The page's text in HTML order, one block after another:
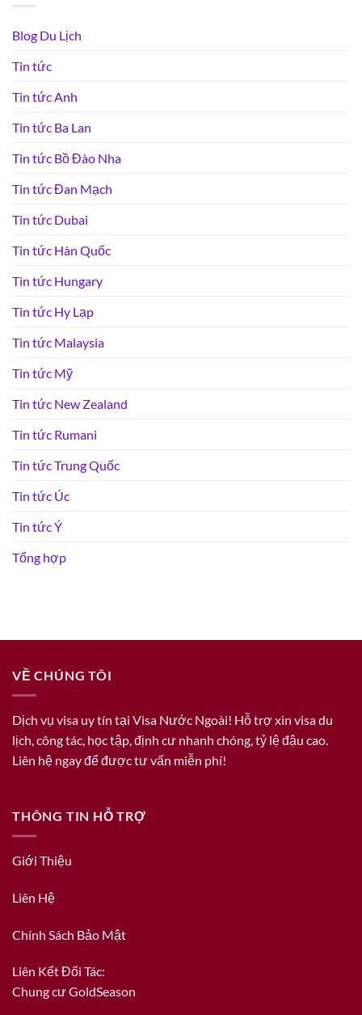
Blog Du Lịch
Tin tức
Tin tức Anh
Tin tức Ba Lan
Tin tức Bồ Đào Nha
Tin tức Đan Mạch
Tin tức Dubai
Tin tức Hàn Quốc
Tin tức Hungary
Tin tức Hy Lạp
Tin tức Malaysia
Tin tức Mỹ
Tin tức New Zealand
Tin tức Rumani
Tin tức Trung Quốc
Tin tức Úc
Tin tức Ý
Tổng hợp
VỀ CHÚNG TÔI
Dịch vụ visa uy tín tại Visa Nước Ngoài! Hỗ trợ xin visa du
lịch, công tác, học tập, định cư nhanh chóng, tỷ lệ đậu cao.
Liên hệ ngay để được tư vấn miễn phí!
THÔNG TIN HỖ TRỢ
Giới Thiệu
Liên Hệ
Chính Sách Bảo Mật
Liên Kết Đối Tác:
Chung cư GoldSeason